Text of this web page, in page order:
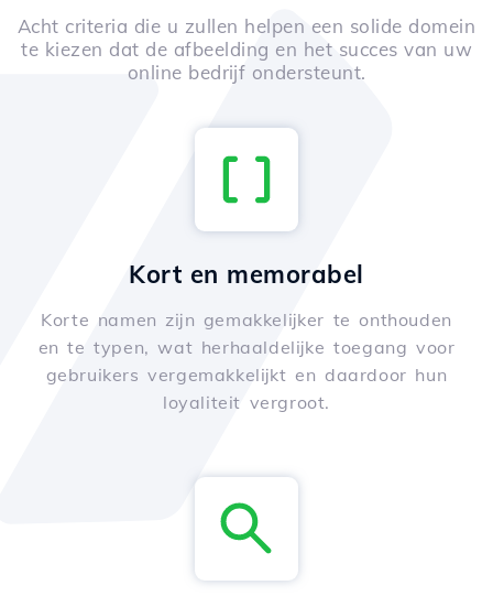
Acht criteria die u zullen helpen een solide domein
te kiezen dat de afbeelding en het succes van uw
online bedrijf ondersteunt.
Kort en memorabel
Korte namen zijn gemakkelijker te onthouden
en te typen, wat herhaaldelijke toegang voor
gebruikers vergemakkelijkt en daardoor hun
loyaliteit vergroot.